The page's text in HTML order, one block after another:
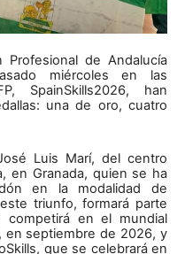
de Andalucía
miércoles en las
SpainSkills2026, han
una de oro, cuatro
Luis Marí, del centro
en Granada, quien se ha
en la modalidad de
triunfo, formará parte
en el mundial
en septiembre de 2026, y
que se celebrará en